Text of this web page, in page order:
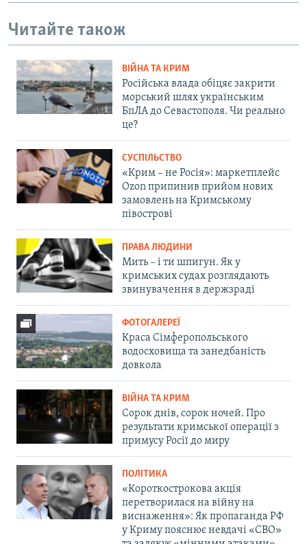
Читайте також
ВІЙНА ТА КРИМ
Російська влада обіцяє закрити
морський шлях українським
БпЛА до Севастополя. Чи реально
це?
СУСПІЛЬСТВО
«Крим – не Росія»: маркетплейс
Ozon припинив прийом нових
замовлень на Кримському
півострові
ПРАВА ЛЮДИНИ
Мить – і ти шпигун. Як у
кримських судах розглядають
звинувачення в держзраді
ФОТОГАЛЕРЕЇ
Краса Сімферопольського
водосховища та занедбаність
довкола
ВІЙНА ТА КРИМ
Сорок днів, сорок ночей. Про
результати кримської операції з
примусу Росії до миру
ПОЛІТИКА
«Короткострокова акція
перетворилася на війну на
виснаження»: Як пропаганда РФ
у Криму пояснює невдачі «СВО»